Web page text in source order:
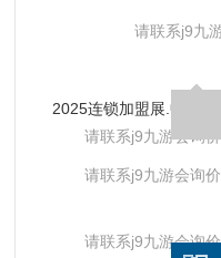
请联系j9九
请联系j9九游会询价
请联系j9九游会询价
请联系j9九游会询价